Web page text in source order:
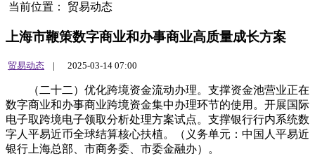
当前位置： 贸易动态
上海市鞭策数字商业和办事商业高质量成长方案
贸易动态 | 2025-03-14 07:00
（二十二）优化跨境资金流动办理。支撑资金池营业正在
数字商业和办事商业跨境资金集中办理环节的使用。开展国际
电子取跨境电子领取分析处理方案试点。支撑银行行内系统数
字人平易近币全球结算核心扶植。（义务单元：中国人平易近
银行上海总部、市商务委、市委金融办）。